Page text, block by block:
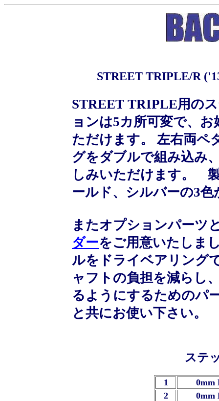
STREET TRIPLE/R
STREET TRIPLE用の
ョンは5カ所可変で、
ただけます。 左右両ペ
グをダブルで組み込み
しみいただけます。
ールド、シルバーの3
またオプションパーツ
ダーをご用意いたしま
ルをドライベアリング
ャフトの負担を減らし
るようにするためのパ
と共にお使い下さい。
ステ
1
0mm
2
0mm